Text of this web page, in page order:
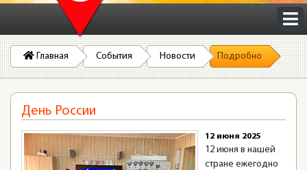
Главная События Новости Подробно
День России
12 июня 2025
12 июня в нашей
стране ежегодно